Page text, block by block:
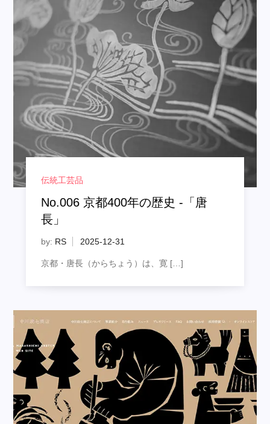
伝統工芸品
No.006 京都400年の歴史 -「唐
長」
by: RS
京都・唐長（からちょう）は、寛 […]